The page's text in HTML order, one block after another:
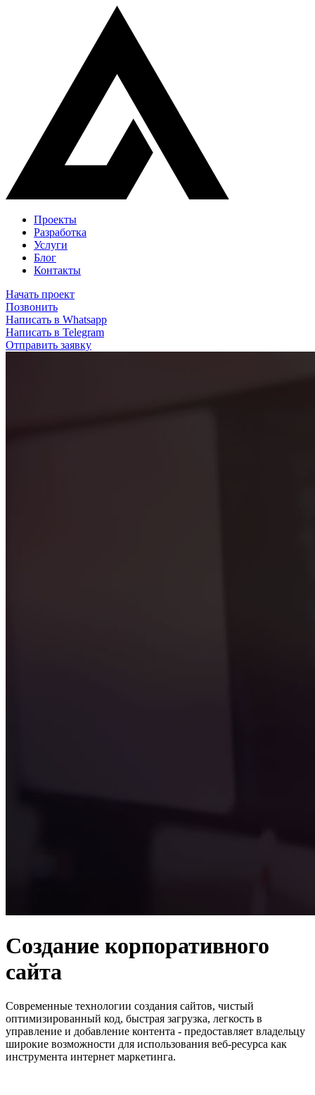
Проекты
Разработка
Услуги
Блог
Контакты
Начать проект
Позвонить
Написать в Whatsapp
Написать в Telegram
Отправить заявку
Создание корпоративного
сайта
Современные технологии создания сайтов, чистый
оптимизированный код, быстрая загрузка, легкость в
управление и добавление контента - предоставляет владельцу
широкие возможности для использования веб-ресурса как
инструмента интернет маркетинга.